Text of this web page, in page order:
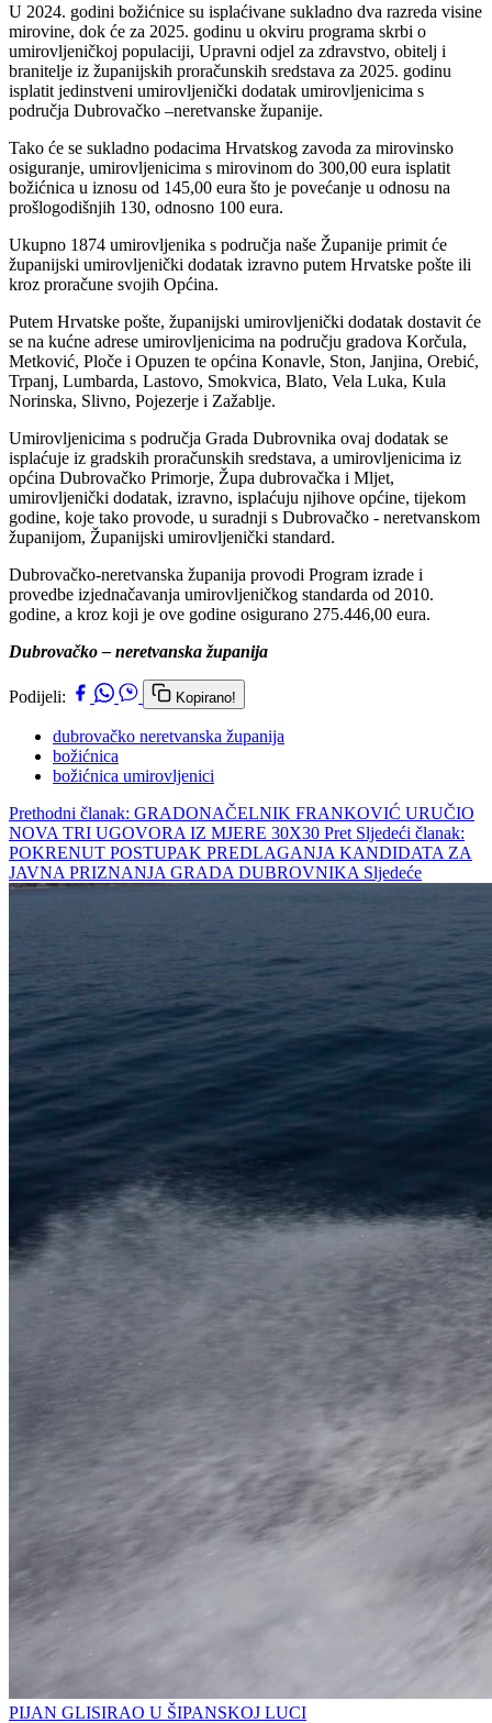
U 2024. godini božićnice su isplaćivane sukladno dva razreda visine
mirovine, dok će za 2025. godinu u okviru programa skrbi o
umirovljeničkoj populaciji, Upravni odjel za zdravstvo, obitelj i
branitelje iz županijskih proračunskih sredstava za 2025. godinu
isplatit jedinstveni umirovljenički dodatak umirovljenicima s
područja Dubrovačko –neretvanske županije.
Tako će se sukladno podacima Hrvatskog zavoda za mirovinsko
osiguranje, umirovljenicima s mirovinom do 300,00 eura isplatit
božićnica u iznosu od 145,00 eura što je povećanje u odnosu na
prošlogodišnjih 130, odnosno 100 eura.
Ukupno 1874 umirovljenika s područja naše Županije primit će
županijski umirovljenički dodatak izravno putem Hrvatske pošte ili
kroz proračune svojih Općina.
Putem Hrvatske pošte, županijski umirovljenički dodatak dostavit će
se na kućne adrese umirovljenicima na području gradova Korčula,
Metković, Ploče i Opuzen te općina Konavle, Ston, Janjina, Orebić,
Trpanj, Lumbarda, Lastovo, Smokvica, Blato, Vela Luka, Kula
Norinska, Slivno, Pojezerje i Zažablje.
Umirovljenicima s područja Grada Dubrovnika ovaj dodatak se
isplaćuje iz gradskih proračunskih sredstava, a umirovljenicima iz
općina Dubrovačko Primorje, Župa dubrovačka i Mljet,
umirovljenički dodatak, izravno, isplaćuju njihove općine, tijekom
godine, koje tako provode, u suradnji s Dubrovačko - neretvanskom
županijom, Županijski umirovljenički standard.
Dubrovačko-neretvanska županija provodi Program izrade i
provedbe izjednačavanja umirovljeničkog standarda od 2010.
godine, a kroz koji je ove godine osigurano 275.446,00 eura.
Dubrovačko – neretvanska županija
Podijeli: Kopirano!
dubrovačko neretvanska županija
božićnica
božićnica umirovljenici
Prethodni članak: GRADONAČELNIK FRANKOVIĆ URUČIO
NOVA TRI UGOVORA IZ MJERE 30X30 Pret Sljedeći članak:
POKRENUT POSTUPAK PREDLAGANJA KANDIDATA ZA
JAVNA PRIZNANJA GRADA DUBROVNIKA Sljedeće
PIJAN GLISIRAO U ŠIPANSKOJ LUCI